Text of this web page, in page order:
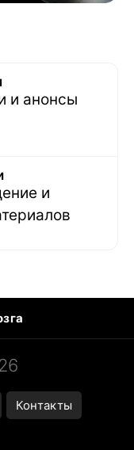
и анонсы
и
Контакты